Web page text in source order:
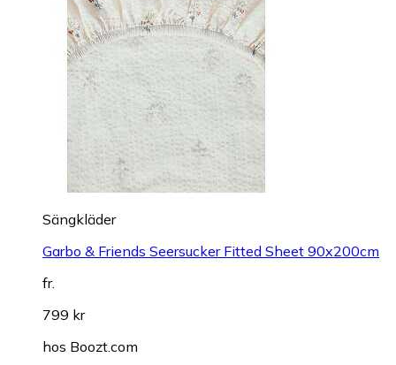
Sängkläder
Garbo & Friends Seersucker Fitted Sheet 90x200cm
fr.
799 kr
hos Boozt.com